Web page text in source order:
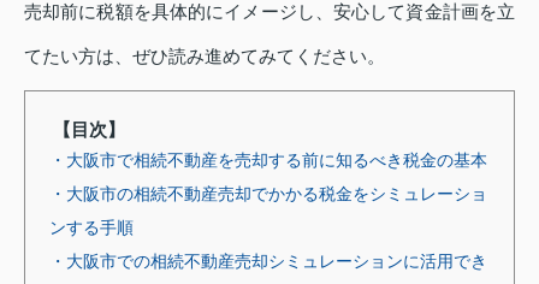
売却前に税額を具体的にイメージし、安心して資金計画を立
てたい方は、ぜひ読み進めてみてください。
【目次】
・大阪市で相続不動産を売却する前に知るべき税金の基本
・大阪市の相続不動産売却でかかる税金をシミュレーショ
ンする手順
・大阪市での相続不動産売却シミュレーションに活用でき